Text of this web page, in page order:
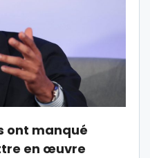
ont manqué
en œuvre